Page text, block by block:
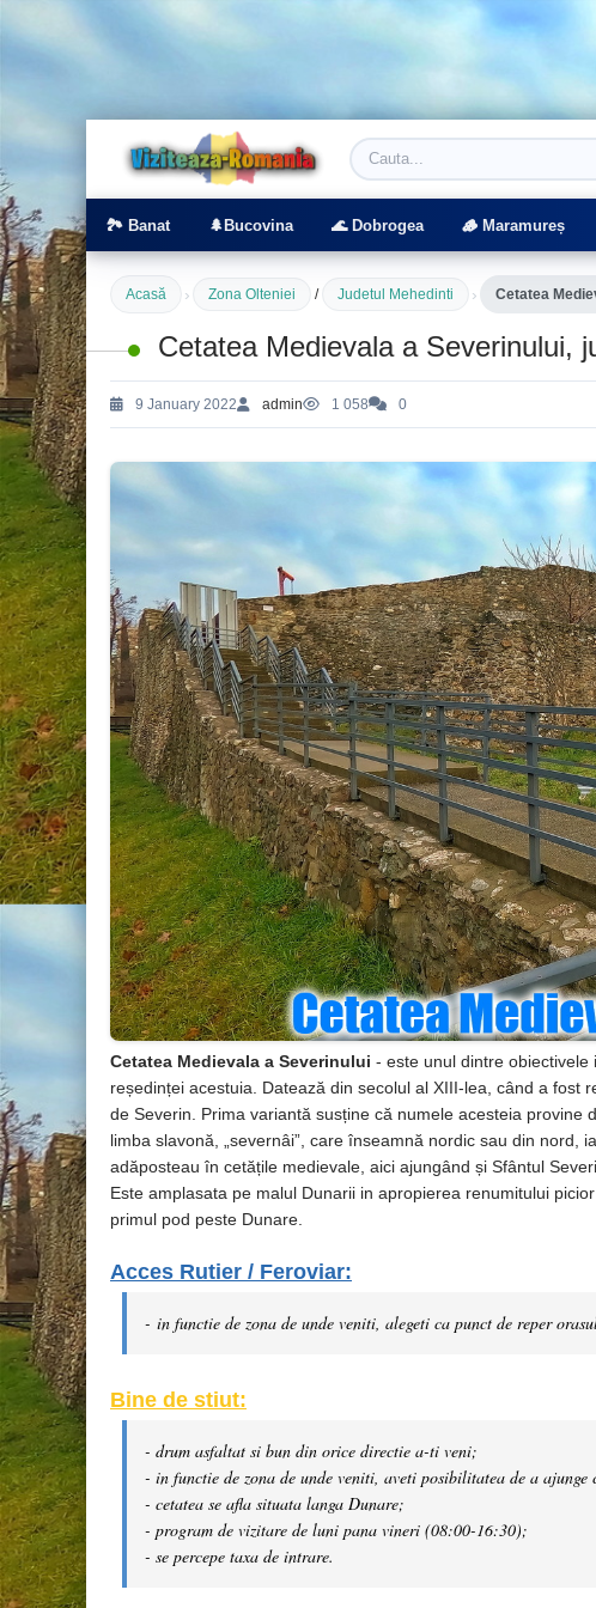
Viziteaza Romania | Obiective Turistice | Trasee
🏞️ Banat 🌲Bucovina 🌊 Dobrogea 🪵 Maramureș
Acasă › Zona Olteniei / Judetul Mehedinti › Cetatea
Cetatea Medievala a Severinului,
9 January 2022 admin 1 058 0
Cetatea Medievala a Severinului - este unul dintre
reședinței acestuia. Datează din secolul al XIII-lea, când a fost
de Severin. Prima variantă susține că numele acesteia
limba slavonă, „severnâi”, care înseamnă nordic sau din
adăposteau în cetățile medievale, aici ajungând și Sfântul
Este amplasata pe malul Dunarii in apropierea renumitului
primul pod peste Dunare.
Acces Rutier / Feroviar:
- in functie de zona de unde veniti, alegeti ca punct de reper
Bine de stiut:
- drum asfaltat si bun din orice directie a-ti veni;
- in functie de zona de unde veniti, aveti posibilitatea de a
- cetatea se afla situata langa Dunare;
- program de vizitare de luni pana vineri (08:00-16:30);
- se percepe taxa de intrare.